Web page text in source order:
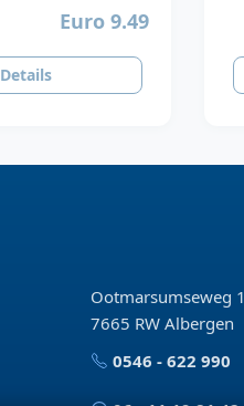
Euro 9.49
Details
Ootmarsumseweg
7665 RW Albergen
0546 - 622 990